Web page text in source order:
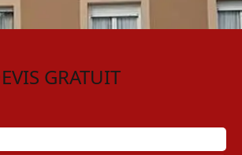
GRATUIT